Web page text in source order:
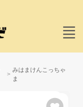
みはまけんこっちゃ
ま